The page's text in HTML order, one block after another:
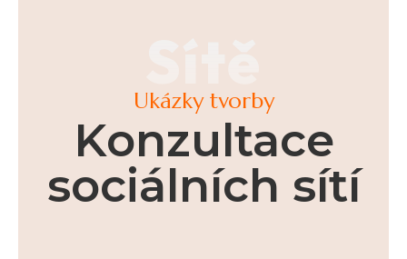
Ukázky tvorby
Konzultace
sociálních sítí